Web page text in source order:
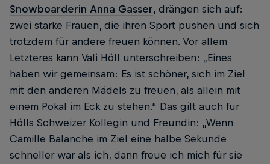
Snowboarderin Anna Gasser, drängen sich auf:
zwei starke Frauen, die ihren Sport pushen und sich
trotzdem für andere freuen können. Vor allem
Letzteres kann Vali Höll unterschreiben: „Eines
haben wir gemeinsam: Es ist schöner, sich im Ziel
mit den anderen Mädels zu freuen, als allein mit
einem Pokal im Eck zu stehen.“ Das gilt auch für
Hölls Schweizer Kollegin und Freundin: „Wenn
Camille Balanche im Ziel eine halbe Sekunde
schneller war als ich, dann freue ich mich für sie